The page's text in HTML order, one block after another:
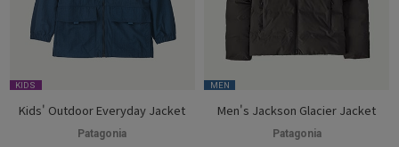
KIDS
Kids' Outdoor Everyday Jacket
Patagonia
MEN
Men's Jackson Glacier Jacket
Patagonia